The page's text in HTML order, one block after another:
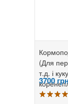
(Для
т.д. і
3700